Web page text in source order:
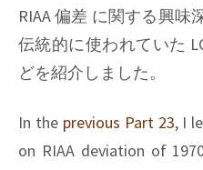
RIAA 偏差 に関する興
伝統的に使われていた
どを紹介しました。
In the previous Part 23, I
on RIAA deviation of